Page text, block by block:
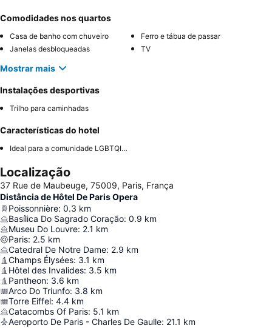
Comodidades nos quartos
Casa de banho com chuveiro
Ferro e tábua de passar
Janelas desbloqueadas
TV
Mostrar mais
Instalações desportivas
Trilho para caminhadas
Características do hotel
Ideal para a comunidade LGBTQIA+
Localização
37 Rue de Maubeuge, 75009, Paris, França
Distância de Hôtel De Paris Opera
Poissonnière: 0.3 km
Basílica Do Sagrado Coração: 0.9 km
Museu Do Louvre: 2.1 km
Paris: 2.5 km
Catedral De Notre Dame: 2.9 km
Champs Élysées: 3.1 km
Hôtel des Invalides: 3.5 km
Pantheon: 3.6 km
Arco Do Triunfo: 3.8 km
Torre Eiffel: 4.4 km
Catacombs Of Paris: 5.1 km
Aeroporto De Paris - Charles De Gaulle: 21.1 km